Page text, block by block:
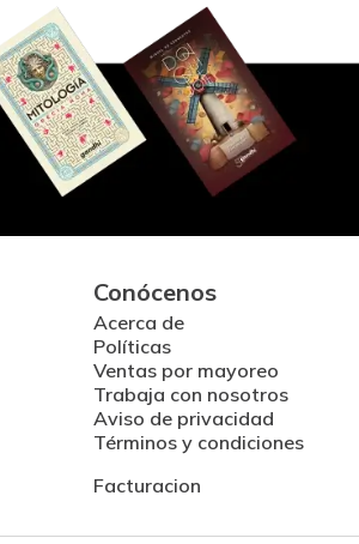
Conócenos
Acerca de
Políticas
Ventas por mayoreo
Trabaja con nosotros
Aviso de privacidad
Términos y condiciones
Facturacion